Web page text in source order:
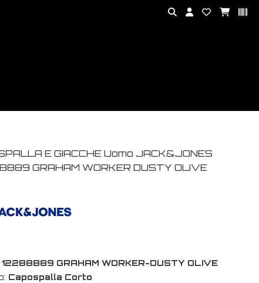
E GIACCHE Uomo JACK&JONES
GRAHAM WORKER DUSTY OLIVE
12288889 GRAHAM WORKER-DUSTY OLIVE
Capospalla Corto